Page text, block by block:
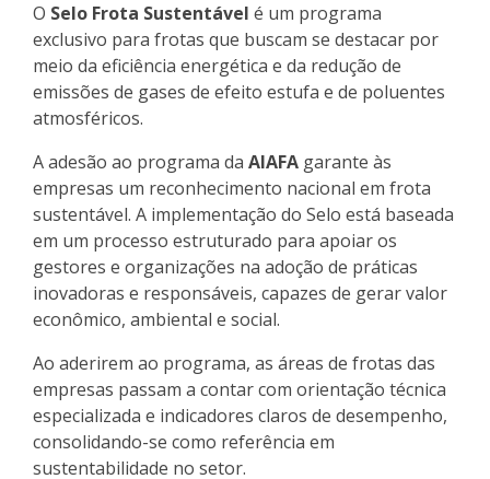
O Selo Frota Sustentável é um programa
exclusivo para frotas que buscam se destacar por
meio da eficiência energética e da redução de
emissões de gases de efeito estufa e de poluentes
atmosféricos.
A adesão ao programa da AIAFA garante às
empresas um reconhecimento nacional em frota
sustentável. A implementação do Selo está baseada
em um processo estruturado para apoiar os
gestores e organizações na adoção de práticas
inovadoras e responsáveis, capazes de gerar valor
econômico, ambiental e social.
Ao aderirem ao programa, as áreas de frotas das
empresas passam a contar com orientação técnica
especializada e indicadores claros de desempenho,
consolidando-se como referência em
sustentabilidade no setor.